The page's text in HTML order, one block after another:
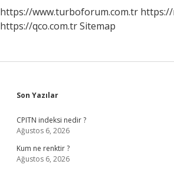
https://www.turboforum.com.tr
https://qco.com.trSitemap
Sidebar
Son Yazılar
CPITN indeksi nedir ?
Ağustos 6, 2026
Kum ne renktir ?
Ağustos 6, 2026